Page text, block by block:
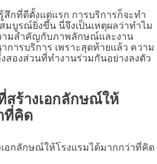
สึกที่ดีตั้งแต่แรก การบริการก็จะทำ
บูรณ์ยิ่งขึ้น นี่จึงเป็นเหตุผลว่าทำไม
ามสำคัญกับภาพลักษณ์และงาน
ารบริการ เพราะสุดท้ายแล้ว ความ
สองส่วนที่ทำงานร่วมกันอย่างลงตัว
ร้างเอกลักษณ์ให้
ที่คิด